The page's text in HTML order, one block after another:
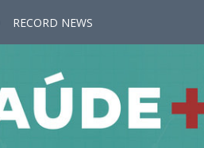
RECORD NEWS